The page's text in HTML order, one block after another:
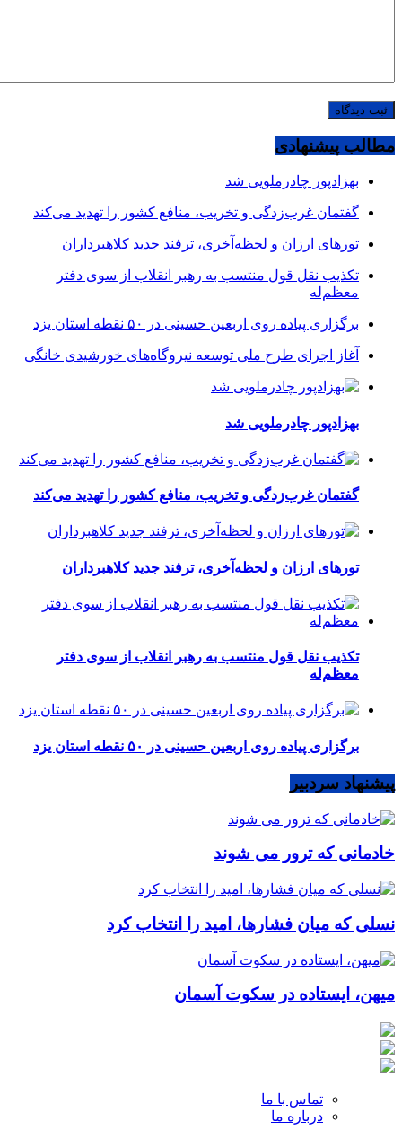
مطالب پیشنهادی
بهزادپور چادرملویی شد
گفتمان غرب‌زدگی و تخریب، منافع کشور را تهدید می‌کند
تورهای ارزان و لحظه‌آخری، ترفند جدید کلاهبرداران
تکذیب نقل قول منتسب به رهبر انقلاب از سوی دفتر
معظم‌له
برگزاری پیاده روی اربعین حسینی در ۵۰ نقطه استان یزد
آغاز اجرای طرح ملی توسعه نیروگاه‌های خورشیدی خانگی
بهزادپور چادرملویی شد
گفتمان غرب‌زدگی و تخریب، منافع کشور را تهدید می‌کند
تورهای ارزان و لحظه‌آخری، ترفند جدید کلاهبرداران
تکذیب نقل قول منتسب به رهبر انقلاب از سوی دفتر
معظم‌له
برگزاری پیاده روی اربعین حسینی در ۵۰ نقطه استان یزد
پیشنهاد سردبیر
خادمانی که ترور می شوند
نسلی که میان فشارها، امید را انتخاب کرد
میهن، ایستاده در سکوت آسمان
تماس با ما
درباره ما